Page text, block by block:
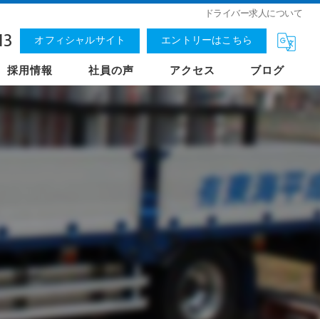
ドライバー求人について
オフィシャルサイト エントリーはこちら
採用情報 社員の声 アクセス ブログ